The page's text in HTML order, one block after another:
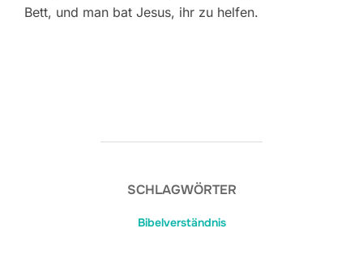
Bett, und man bat Jesus, ihr zu helfen.
SCHLAGWÖRTER
Bibelverständnis